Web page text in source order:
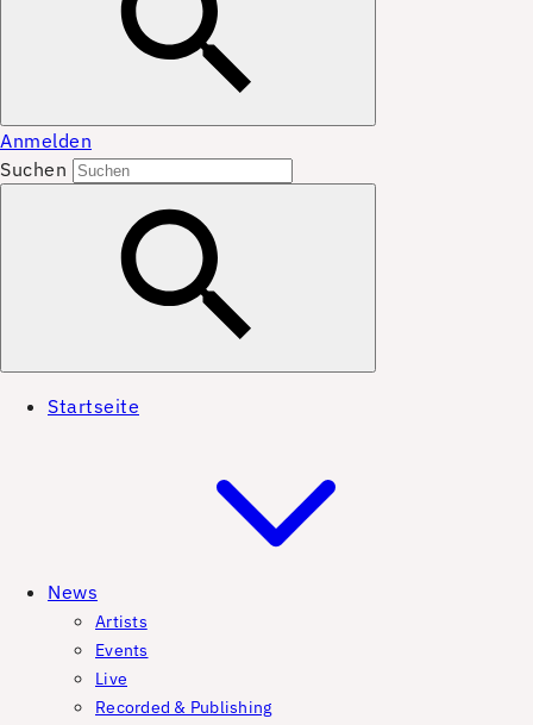
Anmelden
Suchen
Startseite
News
Artists
Events
Live
Recorded & Publishing